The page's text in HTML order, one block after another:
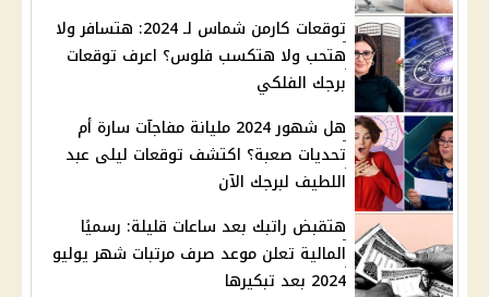
توقعات كارمن شماس لـ 2024: هتسافر ولا
هتحب ولا هتكسب فلوس؟ اعرف توقعات
برجك الفلكي
هل شهور 2024 مليانة مفاجآت سارة أم
تحديات صعبة؟ اكتشف توقعات ليلى عبد
اللطيف لبرجك الآن
هتقبض راتبك بعد ساعات قليلة: رسميًا
المالية تعلن موعد صرف مرتبات شهر يوليو
2024 بعد تبكيرها